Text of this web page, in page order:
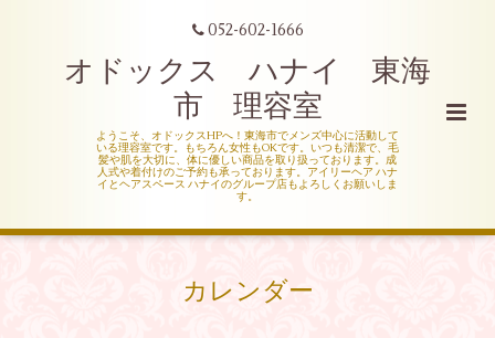
052-602-1666
オドックス ハナイ 東海
市 理容室
ようこそ、オドックスHPへ！東海市でメンズ中心に活動して
いる理容室です。もちろん女性もOKです。いつも清潔で、毛
髪や肌を大切に、体に優しい商品を取り扱っております。成
人式や着付けのご予約も承っております。アイリーヘア ハナ
イとヘアスペース ハナイのグループ店もよろしくお願いしま
す。
カレンダー